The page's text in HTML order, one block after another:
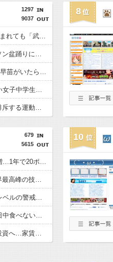
1297
9037
【ﾈｯﾄで話題】『日本がミサイルを撃ち込まれても「武力強化すれば良かった」ではなく「外交不足」なんですよ！』ｗｗｗｗｗｗｗｗｗｗｗｗｗｗｗｗ
【悲報】高樹沙耶さん、神田明神のアニソン盆踊りに痛烈批判「日本の品格が落ちた！」 ← 突っ込み殺到 ………
X民「ゴキブリいたら、誰もが叩く！高市早苗がいたら出ていけと叫ぶのは、当然！」 ← 突っ込み殺到 → X民「私は高市がゴキブリだなんて言ってない！」
【悲報】22歳の女さん、いきなり面識ない女子中学生にラリアットし逮捕される → ﾈｯﾄ「私、女なんですけど？！」
【悲報】朝日新聞「嫌いな本を書店から排斥する運動」を好意的に紹介して大炎上 → 教諭「差別のない本屋に通いたい！」ｗｗｗｗｗｗｗｗｗｗｗｗ
8
679
5615
外国人定住の受け入れ「反対」56％に急増…1年で20ポイント超上昇
トランプ「中国に売るな！」→中国、世界最高峰の技術を自力開発へ
【中国】台風13号接近で中国東部に最高レベルの警戒警報、1500便以上が欠航
韓国人のキムチ消費量が15年で急減「１日中食べない」人も増加
【韓国】国民年金、国内賃貸住宅に本格投資へ…家賃上昇を見込む
10